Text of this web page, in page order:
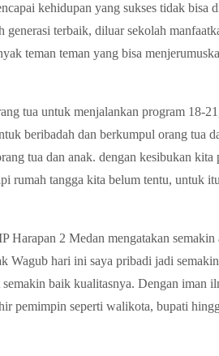
kehidupan yang sukses tidak bisa
generasi terbaik, diluar sekolah
teman teman yang bisa
tua untuk menjalankan program 18-
beribadah dan berkumpul orang tua
tua dan anak. dengan kesibukan
rumah tangga kita belum tentu, untuk
Harapan 2 Medan mengatakan semakin
Wagub hari ini saya pribadi jadi
baik kualitasnya. Dengan iman
pemimpin seperti walikota, bupati